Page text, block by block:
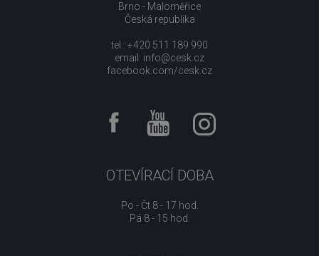
Brno - Maloměřice
Česká republika
tel.: +420 511 189 990
email: info@cesk.cz
facebook.com/cesk.cz
OTEVÍRACÍ DOBA
Po - Čt 8 - 17 hod.
Pá 8 - 15 hod.